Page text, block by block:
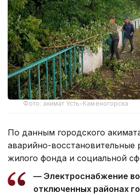
Фото: акимат Усть-Каменогорска
По данным городского
аварийно-восстановительные
жилого фонда и социальной
— Электроснабжение во
отключенных районах